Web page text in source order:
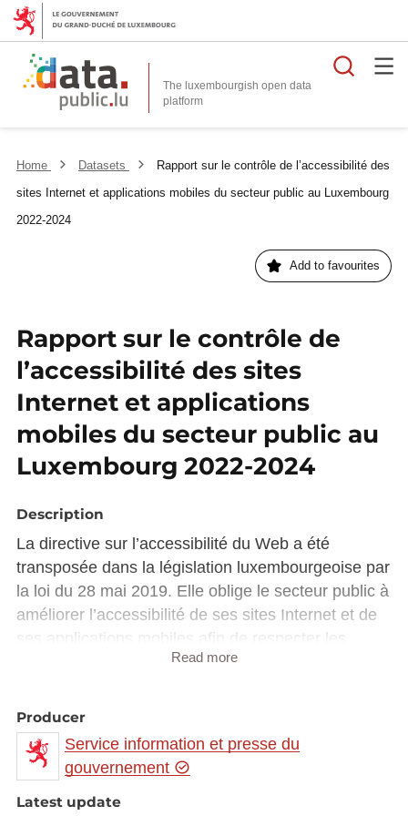
The luxembourgish open data
platform
Home Datasets
Rapport sur le contrôle de l’accessibilité des
sites Internet et applications mobiles du secteur public au Luxembourg
2022-2024
Add to favourites
Rapport sur le contrôle de
l’accessibilité des sites
Internet et applications
mobiles du secteur public au
Luxembourg 2022-2024
Description
La directive sur l’accessibilité du Web a été
transposée dans la législation luxembourgeoise par
la loi du 28 mai 2019. Elle oblige le secteur public à
améliorer l’accessibilité de ses sites Internet et de
ses applications mobiles afin de respecter les
normes prévues par la directive européenne.
(SIP) est chargé de vérifier périodiquement les
sites Internet et les applications mobiles entrant
dans le champ d’application de la loi et de s’assurer
que les organismes du secteur public appliquent
les règles légales en la matière. Le SIP mène
Read more
Producer
Service information et presse du
gouvernement
Latest update